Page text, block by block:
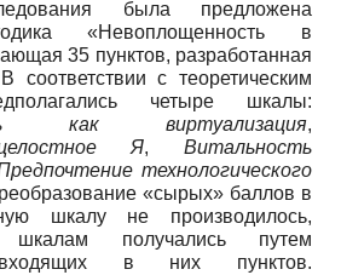
была предложена
«Невоплощенность в
35 пунктов, разработанная
соответствии с теоретическим
четыре шкалы:
как виртуализация,
Я,Витальность
технологического
«сырых» баллов в
шкалу не производилось,
шкалам получались путем
входящих в них пунктов.